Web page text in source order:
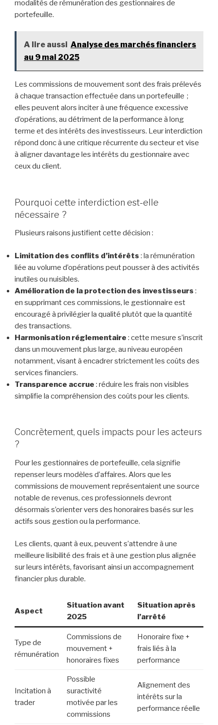
modalités de rémunération des gestionnaires de
portefeuille.
A lire aussi Analyse des marchés financiers
au 9 mai 2025
Les commissions de mouvement sont des frais prélevés
à chaque transaction effectuée dans un portefeuille ;
elles peuvent alors inciter à une fréquence excessive
d’opérations, au détriment de la performance à long
terme et des intérêts des investisseurs. Leur interdiction
répond donc à une critique récurrente du secteur et vise
à aligner davantage les intérêts du gestionnaire avec
ceux du client.
Pourquoi cette interdiction est-elle
nécessaire ?
Plusieurs raisons justifient cette décision :
Limitation des conflits d’intérêts : la rémunération
liée au volume d’opérations peut pousser à des activités
inutiles ou nuisibles.
Amélioration de la protection des investisseurs :
en supprimant ces commissions, le gestionnaire est
encouragé à privilégier la qualité plutôt que la quantité
des transactions.
Harmonisation réglementaire : cette mesure s’inscrit
dans un mouvement plus large, au niveau européen
notamment, visant à encadrer strictement les coûts des
services financiers.
Transparence accrue : réduire les frais non visibles
simplifie la compréhension des coûts pour les clients.
Concrètement, quels impacts pour les acteurs
?
Pour les gestionnaires de portefeuille, cela signifie
repenser leurs modèles d’affaires. Alors que les
commissions de mouvement représentaient une source
notable de revenus, ces professionnels devront
désormais s’orienter vers des honoraires basés sur les
actifs sous gestion ou la performance.
Les clients, quant à eux, peuvent s’attendre à une
meilleure lisibilité des frais et à une gestion plus alignée
sur leurs intérêts, favorisant ainsi un accompagnement
financier plus durable.
Aspect
Situation avant
2025
Situation après
l’arrêté
Type de
rémunération
Commissions de
mouvement +
honoraires fixes
Honoraire fixe +
frais liés à la
performance
Incitation à
trader
Possible
suractivité
motivée par les
commissions
Alignement des
intérêts sur la
performance réelle